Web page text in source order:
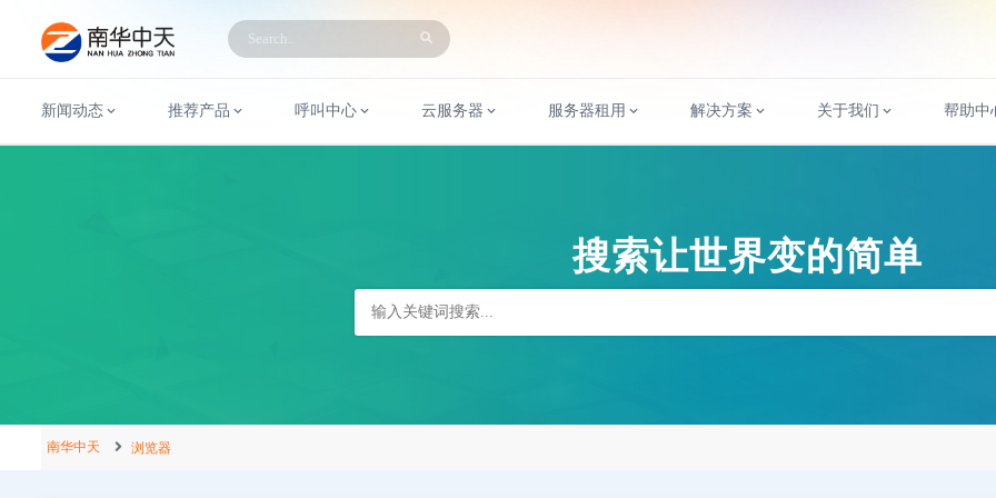
新闻动态 推荐产品 呼叫中心 云服务器 服务器租用 解决方案 关于我们 帮助中
搜索让世界变的简单
南华中天 浏览器